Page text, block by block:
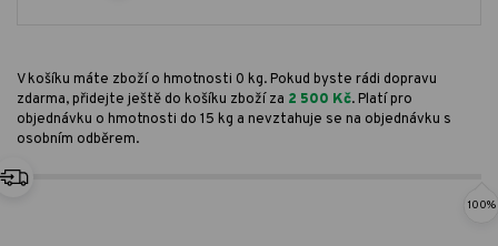
V košíku máte zboží o hmotnosti 0 kg. Pokud byste rádi dopravu
zdarma, přidejte ještě do košíku zboží za 2 500 Kč. Platí pro
objednávku o hmotnosti do 15 kg a nevztahuje se na objednávku s
osobním odběrem.
100%